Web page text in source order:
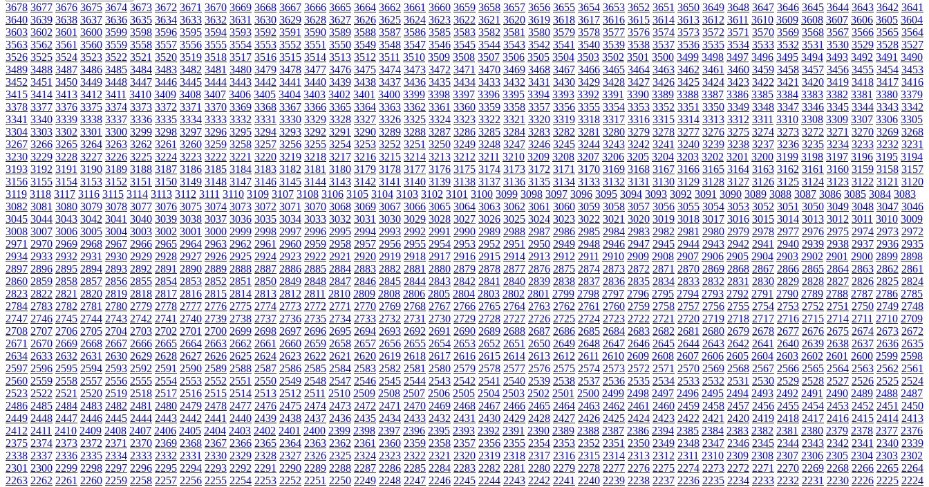
3678 3677 3676 3675 3674 3673 3672 3671 3670 3669 3668 3667 3666 3665 3664 3662 3661 3660 3659 3658 3657 3656 3655 3654 3653 3652 3651 3650 3649 3648 3647 3646 3645 3644 3643 3642 3641
3640 3639 3638 3637 3636 3635 3634 3633 3632 3631 3630 3629 3628 3627 3626 3625 3624 3623 3622 3621 3620 3619 3618 3617 3616 3615 3614 3613 3612 3611 3610 3609 3608 3607 3606 3605 3604
3603 3602 3601 3600 3599 3598 3596 3595 3594 3593 3592 3591 3590 3589 3588 3587 3586 3585 3583 3582 3581 3580 3579 3578 3577 3576 3574 3573 3572 3571 3570 3569 3568 3567 3566 3565 3564
3563 3562 3561 3560 3559 3558 3557 3556 3555 3554 3553 3552 3551 3550 3549 3548 3547 3546 3545 3544 3543 3542 3541 3540 3539 3538 3537 3536 3535 3534 3533 3532 3531 3530 3529 3528 3527
3526 3525 3524 3523 3522 3521 3520 3519 3518 3517 3516 3515 3514 3513 3512 3511 3510 3509 3508 3507 3506 3505 3504 3503 3502 3501 3500 3499 3498 3497 3496 3495 3494 3493 3492 3491 3490
3489 3488 3487 3486 3485 3484 3483 3482 3481 3480 3479 3478 3477 3476 3475 3474 3473 3472 3471 3470 3469 3468 3467 3466 3465 3464 3463 3462 3461 3460 3459 3458 3457 3456 3455 3454 3453
3452 3451 3450 3449 3448 3447 3446 3445 3444 3443 3442 3441 3440 3439 3438 3437 3436 3435 3434 3433 3432 3431 3430 3429 3428 3427 3426 3425 3424 3423 3422 3421 3420 3419 3418 3417 3416
3415 3414 3413 3412 3411 3410 3409 3408 3407 3406 3405 3404 3403 3402 3401 3400 3399 3398 3397 3396 3395 3394 3393 3392 3391 3390 3389 3388 3387 3386 3385 3384 3383 3382 3381 3380 3379
3378 3377 3376 3375 3374 3373 3372 3371 3370 3369 3368 3367 3366 3365 3364 3363 3362 3361 3360 3359 3358 3357 3356 3355 3354 3353 3352 3351 3350 3349 3348 3347 3346 3345 3344 3343 3342
3341 3340 3339 3338 3337 3336 3335 3334 3333 3332 3331 3330 3329 3328 3327 3326 3325 3324 3323 3322 3321 3320 3319 3318 3317 3316 3315 3314 3313 3312 3311 3310 3308 3309 3307 3306 3305
3304 3303 3302 3301 3300 3299 3298 3297 3296 3295 3294 3293 3292 3291 3290 3289 3288 3287 3286 3285 3284 3283 3282 3281 3280 3279 3278 3277 3276 3275 3274 3273 3272 3271 3270 3269 3268
3267 3266 3265 3264 3263 3262 3261 3260 3259 3258 3257 3256 3255 3254 3253 3252 3251 3250 3249 3248 3247 3246 3245 3244 3243 3242 3241 3240 3239 3238 3237 3236 3235 3234 3233 3232 3231
3230 3229 3228 3227 3226 3225 3224 3223 3222 3221 3220 3219 3218 3217 3216 3215 3214 3213 3212 3211 3210 3209 3208 3207 3206 3205 3204 3203 3202 3201 3200 3199 3198 3197 3196 3195 3194
3193 3192 3191 3190 3189 3188 3187 3186 3185 3184 3183 3182 3181 3180 3179 3178 3177 3176 3175 3174 3173 3172 3171 3170 3169 3168 3167 3166 3165 3164 3163 3162 3161 3160 3159 3158 3157
3156 3155 3154 3153 3152 3151 3150 3149 3148 3147 3146 3145 3144 3143 3142 3141 3140 3139 3138 3137 3136 3135 3134 3133 3132 3131 3130 3129 3128 3127 3126 3125 3124 3123 3122 3121 3120
3119 3118 3117 3116 3115 3114 3113 3112 3111 3110 3109 3107 3108 3106 3105 3104 3103 3102 3101 3100 3099 3098 3097 3096 3095 3094 3093 3092 3091 3090 3089 3088 3087 3086 3085 3084 3083
3082 3081 3080 3079 3078 3077 3076 3075 3074 3073 3072 3071 3070 3068 3069 3067 3066 3065 3064 3063 3062 3061 3060 3059 3058 3057 3056 3055 3054 3053 3052 3051 3050 3049 3048 3047 3046
3045 3044 3043 3042 3041 3040 3039 3038 3037 3036 3035 3034 3033 3032 3031 3030 3029 3028 3027 3026 3025 3024 3023 3022 3021 3020 3019 3018 3017 3016 3015 3014 3013 3012 3011 3010 3009
3008 3007 3006 3005 3004 3003 3002 3001 3000 2999 2998 2997 2996 2995 2994 2993 2992 2991 2990 2989 2988 2987 2986 2985 2984 2983 2982 2981 2980 2979 2978 2977 2976 2975 2974 2973 2972
2971 2970 2969 2968 2967 2966 2965 2964 2963 2962 2961 2960 2959 2958 2957 2956 2955 2954 2953 2952 2951 2950 2949 2948 2946 2947 2945 2944 2943 2942 2941 2940 2939 2938 2937 2936 2935
2934 2933 2932 2931 2930 2929 2928 2927 2926 2925 2924 2923 2922 2921 2920 2919 2918 2917 2916 2915 2914 2913 2912 2911 2910 2909 2908 2907 2906 2905 2904 2903 2902 2901 2900 2899 2898
2897 2896 2895 2894 2893 2892 2891 2890 2889 2888 2887 2886 2885 2884 2883 2882 2881 2880 2879 2878 2877 2876 2875 2874 2873 2872 2871 2870 2869 2868 2867 2866 2865 2864 2863 2862 2861
2860 2859 2858 2857 2856 2855 2854 2853 2852 2851 2850 2849 2848 2847 2846 2845 2844 2843 2842 2841 2840 2839 2838 2837 2836 2835 2834 2833 2832 2831 2830 2829 2828 2827 2826 2825 2824
2823 2822 2821 2820 2819 2818 2817 2816 2815 2814 2813 2812 2811 2810 2809 2808 2806 2805 2804 2803 2802 2801 2799 2798 2797 2796 2795 2794 2793 2792 2791 2790 2789 2788 2787 2786 2785
2784 2783 2782 2781 2780 2779 2778 2777 2776 2775 2774 2773 2772 2771 2770 2769 2768 2767 2766 2765 2764 2763 2762 2761 2760 2759 2758 2757 2756 2755 2754 2753 2752 2751 2750 2749 2748
2747 2746 2745 2744 2743 2742 2741 2740 2739 2738 2737 2736 2735 2734 2733 2732 2731 2730 2729 2728 2727 2726 2725 2724 2723 2722 2721 2720 2719 2718 2717 2716 2715 2714 2711 2710 2709
2708 2707 2706 2705 2704 2703 2702 2701 2700 2699 2698 2697 2696 2695 2694 2693 2692 2691 2690 2689 2688 2687 2686 2685 2684 2683 2682 2681 2680 2679 2678 2677 2676 2675 2674 2673 2672
2671 2670 2669 2668 2667 2666 2665 2664 2663 2662 2661 2660 2659 2658 2657 2656 2655 2654 2653 2652 2651 2650 2649 2648 2647 2646 2645 2644 2643 2642 2641 2640 2639 2638 2637 2636 2635
2634 2633 2632 2631 2630 2629 2628 2627 2626 2625 2624 2623 2622 2621 2620 2619 2618 2617 2616 2615 2614 2613 2612 2611 2610 2609 2608 2607 2606 2605 2604 2603 2602 2601 2600 2599 2598
2597 2596 2595 2594 2593 2592 2591 2590 2589 2588 2587 2586 2585 2584 2583 2582 2581 2580 2579 2578 2577 2576 2575 2574 2573 2572 2571 2570 2569 2568 2567 2566 2565 2564 2563 2562 2561
2560 2559 2558 2557 2556 2555 2554 2553 2552 2551 2550 2549 2548 2547 2546 2545 2544 2543 2542 2541 2540 2539 2538 2537 2536 2535 2534 2533 2532 2531 2530 2529 2528 2527 2526 2525 2524
2523 2522 2521 2520 2519 2518 2517 2516 2515 2514 2513 2512 2511 2510 2509 2508 2507 2506 2505 2504 2503 2502 2501 2500 2499 2498 2497 2496 2495 2494 2493 2492 2491 2490 2489 2488 2487
2486 2485 2484 2483 2482 2481 2480 2479 2478 2477 2476 2475 2474 2473 2472 2471 2470 2469 2468 2467 2466 2465 2464 2463 2462 2461 2460 2459 2458 2457 2456 2455 2454 2453 2452 2451 2450
2449 2448 2447 2446 2445 2444 2443 2442 2441 2440 2439 2438 2437 2436 2435 2434 2433 2432 2431 2430 2429 2428 2427 2426 2425 2424 2423 2422 2421 2420 2419 2418 2417 2416 2415 2414 2413
2412 2411 2410 2409 2408 2407 2406 2405 2404 2403 2402 2401 2400 2399 2398 2397 2396 2395 2393 2392 2391 2390 2389 2388 2387 2386 2394 2385 2384 2383 2382 2381 2380 2379 2378 2377 2376
2375 2374 2373 2372 2371 2370 2369 2368 2367 2366 2365 2364 2363 2362 2361 2360 2359 2358 2357 2356 2355 2354 2353 2352 2351 2350 2349 2348 2347 2346 2345 2344 2343 2342 2341 2340 2339
2338 2337 2336 2335 2334 2333 2332 2331 2330 2329 2328 2327 2326 2325 2324 2323 2322 2321 2320 2319 2318 2317 2316 2315 2314 2313 2312 2311 2310 2309 2308 2307 2306 2305 2304 2303 2302
2301 2300 2299 2298 2297 2296 2295 2294 2293 2292 2291 2290 2289 2288 2287 2286 2285 2284 2283 2282 2281 2280 2279 2278 2277 2276 2275 2274 2273 2272 2271 2270 2269 2268 2266 2265 2264
2263 2262 2261 2260 2259 2258 2257 2256 2255 2254 2253 2252 2251 2250 2249 2248 2247 2246 2245 2244 2243 2242 2241 2240 2239 2238 2237 2236 2235 2234 2233 2232 2231 2230 2226 2225 2224